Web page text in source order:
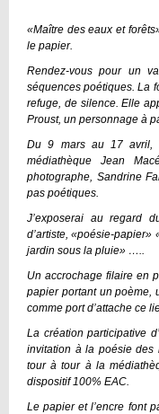
«Maître des eaux et
le papier.
Rendez-vous pour un
séquences poétiques. La
refuge, de silence. Elle
Proust, un personnage à
Du 9 mars au 17 avril,
médiathèque Jean
photographe, Sandrine
pas poétiques.
J’exposerai au regard
d’artiste, «poésie-papier»
jardin sous la pluie» …..
Un accrochage filaire en
papier portant un poème,
comme port d’attache ce
La création participative
invitation à la poésie des
tour à tour à la
dispositif 100% EAC.
Le papier et l’encre font